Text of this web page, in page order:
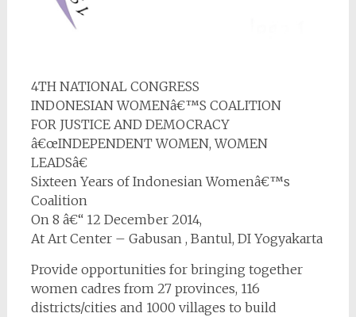
4TH NATIONAL CONGRESS
INDONESIAN WOMENâ€™S COALITION
FOR JUSTICE AND DEMOCRACY
â€œINDEPENDENT WOMEN, WOMEN
LEADSâ€
Sixteen Years of Indonesian Womenâ€™s
Coalition
On 8 â€“ 12 December 2014,
At Art Center – Gabusan , Bantul, DI Yogyakarta
Provide opportunities for bringing together
women cadres from 27 provinces, 116
districts/cities and 1000 villages to build